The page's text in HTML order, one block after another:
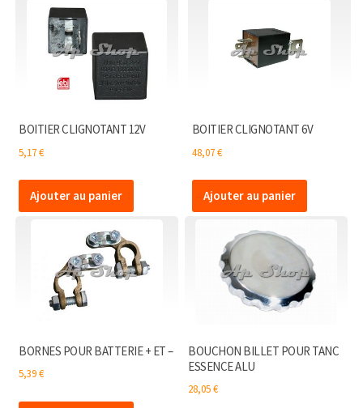
BOITIER CLIGNOTANT 12V
5,17€
Ajouter au panier
BOITIER CLIGNOTANT 6V
48,07€
Ajouter au panier
BORNES POUR BATTERIE + ET –
5,39€
BOUCHON BILLET POUR TANC
ESSENCE ALU
28,05€